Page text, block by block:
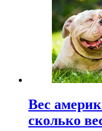
Вес
сколько